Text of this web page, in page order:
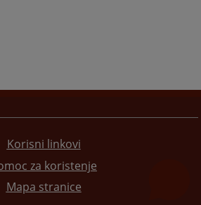
Korisni linkovi
za koristenje
Mapa stranice